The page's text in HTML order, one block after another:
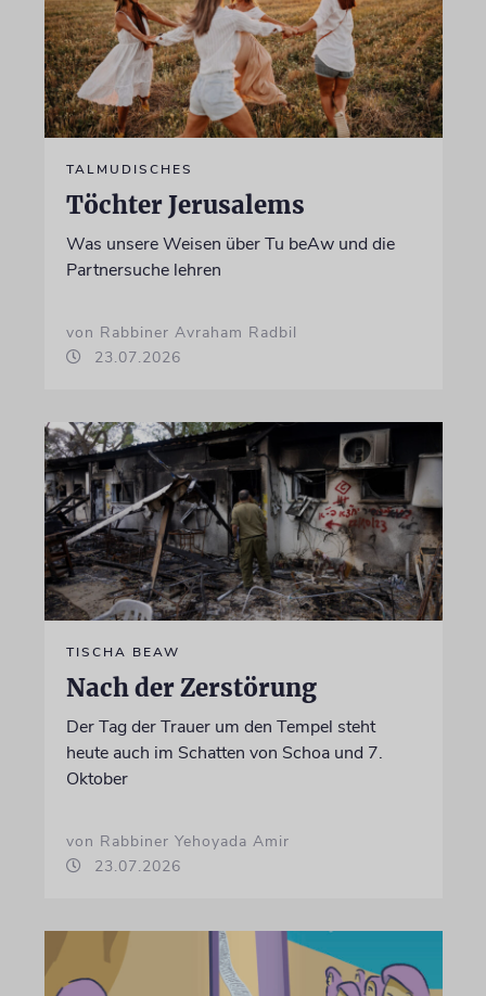
TALMUDISCHES
Töchter Jerusalems
Was unsere Weisen über Tu beAw und die
Partnersuche lehren
von Rabbiner Avraham Radbil
23.07.2026
TISCHA BEAW
Nach der Zerstörung
Der Tag der Trauer um den Tempel steht
heute auch im Schatten von Schoa und 7.
Oktober
von Rabbiner Yehoyada Amir
23.07.2026